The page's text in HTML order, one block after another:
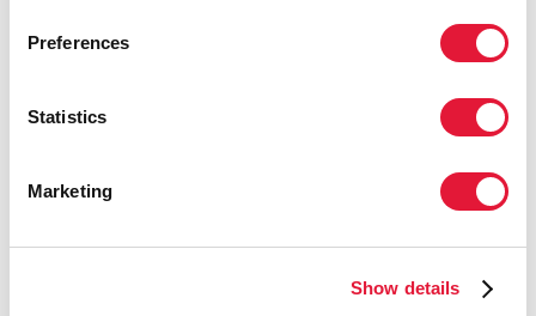
Preferences
Statistics
Marketing
Show details
Fonds mondial, le financement de la lutte contre le
sida demeure globalement insuffisant. Pour la
dans la riposte au sida n’ont pas augmenté. Cela
soulève des inquiétudes sérieuses quant aux progrès
futurs car un ralentissement des investissements ne